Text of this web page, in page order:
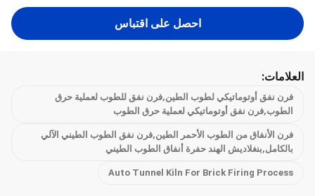
احصل على اقتباس
العلامات:
فرن نفق أوتوماتيكي لطوب الطين,فرن نفق للطوب لعملية حرق
الطوب,فرن نفق أوتوماتيكي لعملية حرق الطوب
فرن الأنفاق من الطوب الأحمر الطين,فرن نفق الطوب الطيني الآلي
بالكامل,بنغلاديش الهند حفرة أنفاق الطوب الطيني
Auto Tunnel Kiln For Brick Firing Process